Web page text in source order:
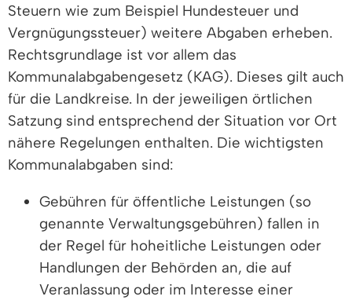
Steuern wie zum Beispiel Hundesteuer und
Vergnügungssteuer) weitere Abgaben erheben.
Rechtsgrundlage ist vor allem das
Kommunalabgabengesetz (KAG). Dieses gilt auch
für die Landkreise. In der jeweiligen örtlichen
Satzung sind entsprechend der Situation vor Ort
nähere Regelungen enthalten. Die wichtigsten
Kommunalabgaben sind:
Gebühren für öffentliche Leistungen (so
genannte Verwaltungsgebühren) fallen in
der Regel für hoheitliche Leistungen oder
Handlungen der Behörden an, die auf
Veranlassung oder im Interesse einer